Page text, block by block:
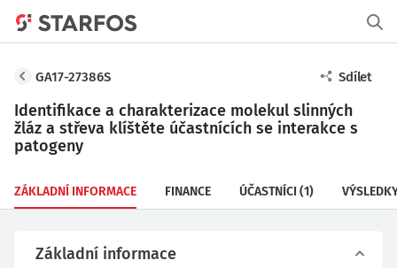
GA17-27386S Sdílet
Identifikace a charakterizace molekul slinných
žláz a střeva klíštěte účastnících se interakce s
patogeny
ZÁKLADNÍ INFORMACE FINANCE ÚČASTNÍCI (1)
Základní informace